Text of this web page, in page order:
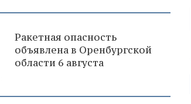
Ракетная опасность
объявлена в Оренбургской
области 6 августа